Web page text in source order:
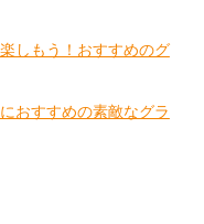
しもう！おすすめのグ
おすすめの素敵なグラ